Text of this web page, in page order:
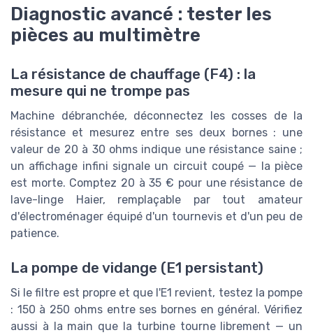
Diagnostic avancé : tester les
pièces au multimètre
La résistance de chauffage (F4) : la
mesure qui ne trompe pas
Machine débranchée, déconnectez les cosses de la
résistance et mesurez entre ses deux bornes : une
valeur de 20 à 30 ohms indique une résistance saine ;
un affichage infini signale un circuit coupé — la pièce
est morte. Comptez 20 à 35 € pour une résistance de
lave-linge Haier, remplaçable par tout amateur
d'électroménager équipé d'un tournevis et d'un peu de
patience.
La pompe de vidange (E1 persistant)
Si le filtre est propre et que l'E1 revient, testez la pompe
: 150 à 250 ohms entre ses bornes en général. Vérifiez
aussi à la main que la turbine tourne librement — un